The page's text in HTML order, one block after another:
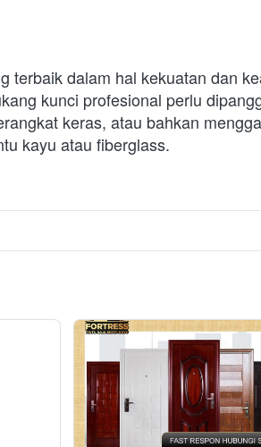
terbaik dalam hal kekuatan dan
kunci profesional perlu
keras, atau bahkan
kayu atau fiberglass.